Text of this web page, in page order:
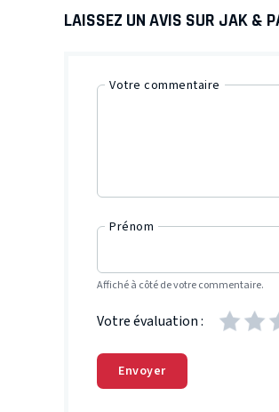
LAISSEZ UN AVIS SUR JAK &
Votre commentaire
Prénom
Affiché à côté de votre commentaire.
Votre évaluation :
Envoyer